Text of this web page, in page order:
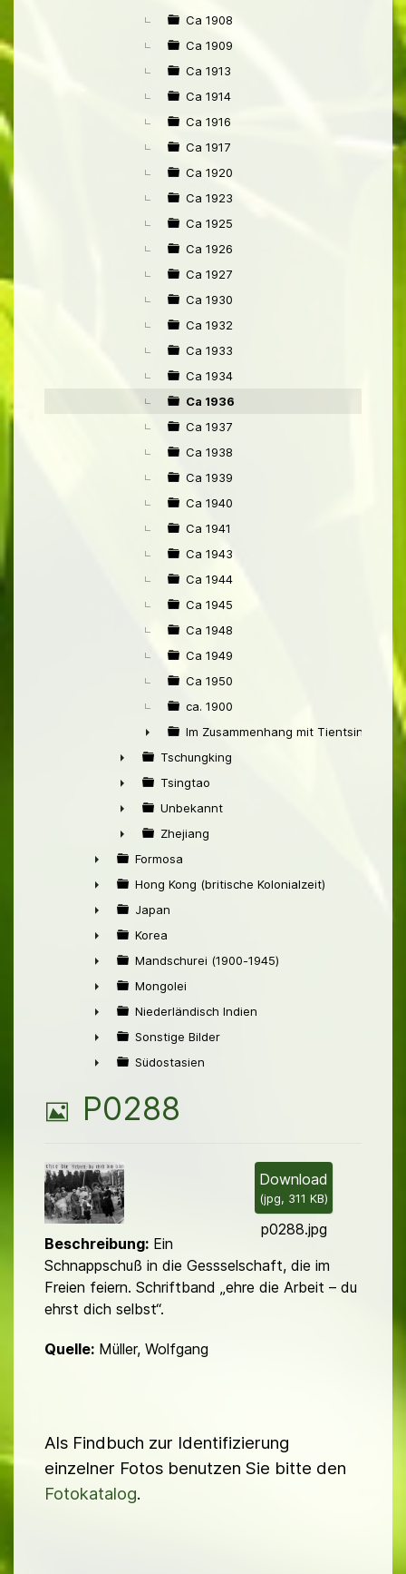
Ca 1908
Ca 1909
Ca 1913
Ca 1914
Ca 1916
Ca 1917
Ca 1920
Ca 1923
Ca 1925
Ca 1926
Ca 1927
Ca 1930
Ca 1932
Ca 1933
Ca 1934
Ca 1936
Ca 1937
Ca 1938
Ca 1939
Ca 1940
Ca 1941
Ca 1943
Ca 1944
Ca 1945
Ca 1948
Ca 1949
Ca 1950
ca. 1900
►
Im Zusammenhang mit Tientsin
►
Tschungking
►
Tsingtao
►
Unbekannt
►
Zhejiang
►
Formosa
►
Hong Kong (britische Kolonialzeit)
►
Japan
►
Korea
►
Mandschurei (1900-1945)
►
Mongolei
►
Niederländisch Indien
►
Sonstige Bilder
Südostasien
B
l
d
P0288
Download
(jpg, 311 KB)
p0288.jpg
Beschreibung: Ein
Schnappschuß in die Gessselschaft, die im
Freien feiern. Schriftband „ehre die Arbeit – du
ehrst dich selbst“.
Quelle: Müller, Wolfgang
Als Findbuch zur Identifizierung
einzelner Fotos benutzen Sie bitte den
Fotokatalog.